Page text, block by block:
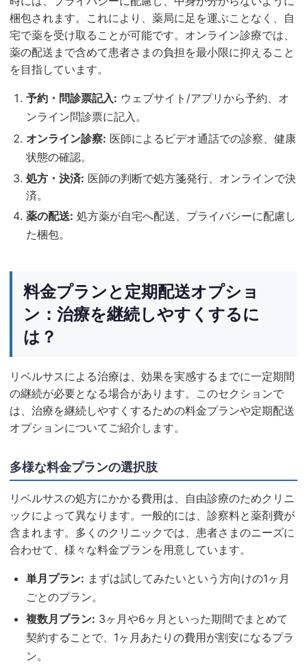
梱包されます。これにより、薬局に足を運ぶことなく、自
宅で薬を受け取ることが可能です。オンライン診療では、
薬の配送まで含めて患者さまの負担を最小限に抑えること
を目指しています。
予約・問診票記入: ウェブサイト/アプリから予約、オ
ンライン問診票に記入。
オンライン診察: 医師によるビデオ通話での診察、健康
状態の確認。
処方・決済: 医師の判断で処方箋発行、オンラインで決
済。
薬の配送: 処方薬が自宅へ配送、プライバシーに配慮し
た梱包。
料金プランと定期配送オプショ
ン：治療を継続しやすくするに
は？
リベルサスによる治療は、効果を実感するまでに一定期間
の継続が必要となる場合があります。このセクションで
は、治療を継続しやすくするための料金プランや定期配送
オプションについてご紹介します。
多様な料金プランの選択肢
リベルサスの処方にかかる費用は、自由診療のためクリニ
ックによって異なります。一般的には、診察料と薬剤費が
含まれます。多くのクリニックでは、患者さまのニーズに
合わせて、様々な料金プランを用意しています。
単月プラン: まずは試してみたいという方向けの1ヶ月
ごとのプラン。
複数月プラン: 3ヶ月や6ヶ月といった期間でまとめて
契約することで、1ヶ月あたりの費用が割安になるプラ
ン。